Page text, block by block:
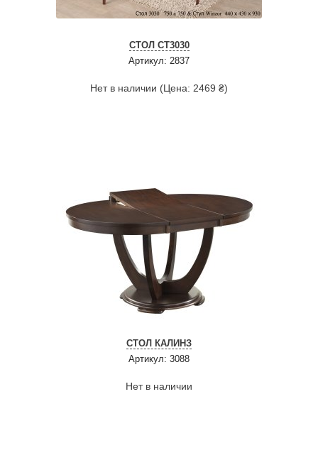
СТОЛ СТ3030
Артикул: 2837
Нет в наличии (Цена: 2469 ₴)
СТОЛ КАЛИНЗ
Артикул: 3088
Нет в наличии